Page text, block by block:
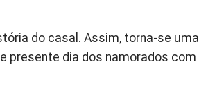
do casal. Assim, torna-se uma
presente dia dos namorados com